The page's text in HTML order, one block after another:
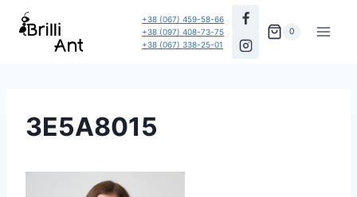
Перейти
+38 (067) 459-58-66
+38 (097) 408-73-75
+38 (067) 338-25-01
0
3E5A8015